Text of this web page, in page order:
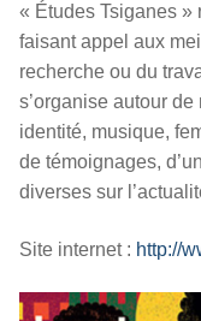
« Études Tsiganes »
faisant appel aux
recherche ou du
s’organise autour
identité, musique,
de témoignages,
diverses sur
Site internet : http://